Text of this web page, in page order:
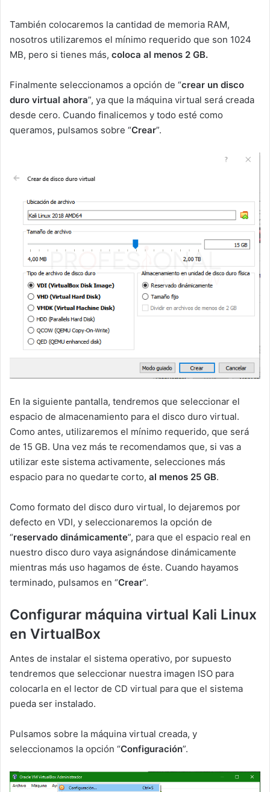
También colocaremos la cantidad de memoria RAM,
nosotros utilizaremos el mínimo requerido que son 1024
MB, pero si tienes más, coloca al menos 2 GB.
Finalmente seleccionamos a opción de “crear un disco
duro virtual ahora”, ya que la máquina virtual será creada
desde cero. Cuando finalicemos y todo esté como
queramos, pulsamos sobre “Crear”.
En la siguiente pantalla, tendremos que seleccionar el
espacio de almacenamiento para el disco duro virtual.
Como antes, utilizaremos el mínimo requerido, que será
de 15 GB. Una vez más te recomendamos que, si vas a
utilizar este sistema activamente, selecciones más
espacio para no quedarte corto, al menos 25 GB.
Como formato del disco duro virtual, lo dejaremos por
defecto en VDI, y seleccionaremos la opción de
“reservado dinámicamente”, para que el espacio real en
nuestro disco duro vaya asignándose dinámicamente
mientras más uso hagamos de éste. Cuando hayamos
terminado, pulsamos en “Crear”.
Configurar máquina virtual Kali Linux
en VirtualBox
Antes de instalar el sistema operativo, por supuesto
tendremos que seleccionar nuestra imagen ISO para
colocarla en el lector de CD virtual para que el sistema
pueda ser instalado.
Pulsamos sobre la máquina virtual creada, y
seleccionamos la opción “Configuración”.